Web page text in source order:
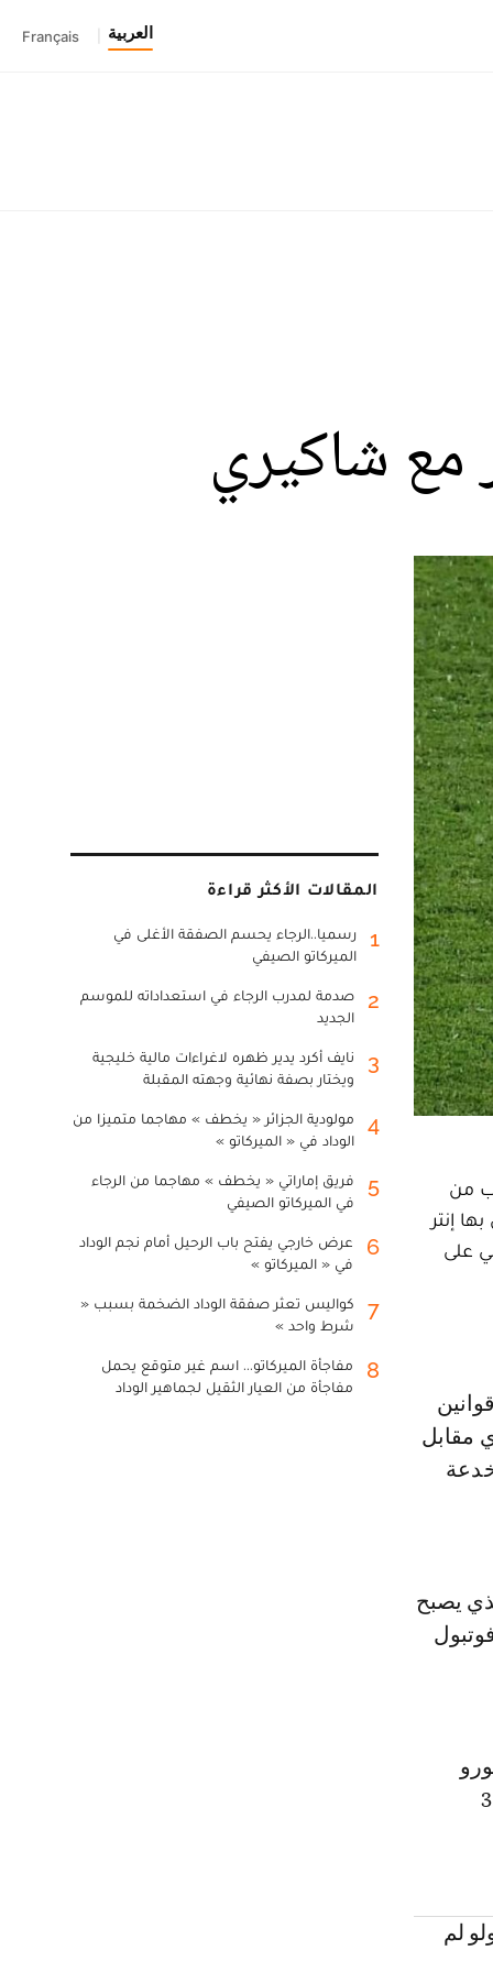
العربية Français
مع شاكيري
من
إنتر
على
مقابل
يصبح
15 مليون يورو
رسمية من 1 يوليو إلى 31
ولو لم
المقالات الأكثر قراءة
1
رسميا..الرجاء يحسم الصفقة الأغلى في
الميركاتو الصيفي
2
صدمة لمدرب الرجاء في استعداداته للموسم
الجديد
3
نايف أكرد يدير ظهره لاغراءات مالية خليجية
ويختار بصفة نهائية وجهته المقبلة
4
مولودية الجزائر « يخطف » مهاجما متميزا من
الوداد في « الميركاتو »
5
فريق إماراتي « يخطف » مهاجما من الرجاء
في الميركاتو الصيفي
6
عرض خارجي يفتح باب الرحيل أمام نجم الوداد
في « الميركاتو »
7
كواليس تعثر صفقة الوداد الضخمة بسبب «
شرط واحد »
8
مفاجأة الميركاتو... اسم غير متوقع يحمل
مفاجأة من العيار الثقيل لجماهير الوداد